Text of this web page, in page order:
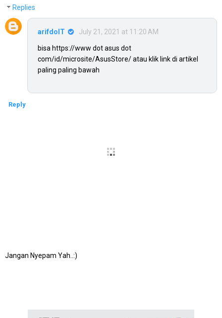
Replies
arifdoIT July 21, 2021 at 11:20 AM
bisa https://www dot asus dot
com/id/microsite/AsusStore/ atau klik link di artikel
paling paling bawah
Reply
Jangan Nyepam Yah..:)